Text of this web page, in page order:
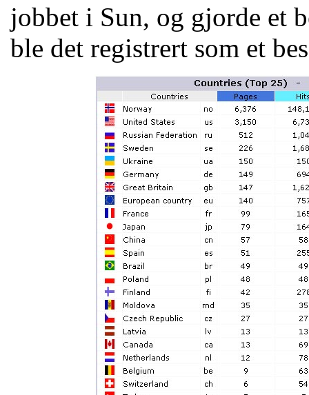
jobbet i Sun, og gjorde et
ble det registrert som et